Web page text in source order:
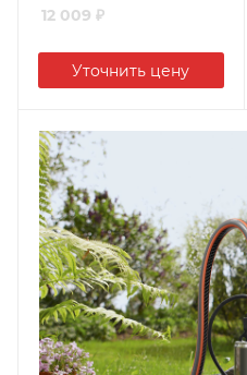
12 009 ₽
Уточнить цену